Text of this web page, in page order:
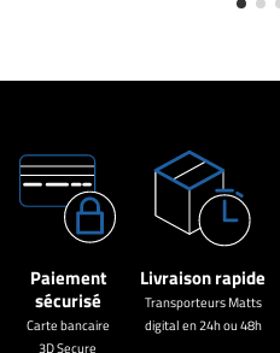
Paiement
sécurisé
Carte bancaire
3D Secure
Livraison rapide
Transporteurs Matts
digital en 24h ou 48h